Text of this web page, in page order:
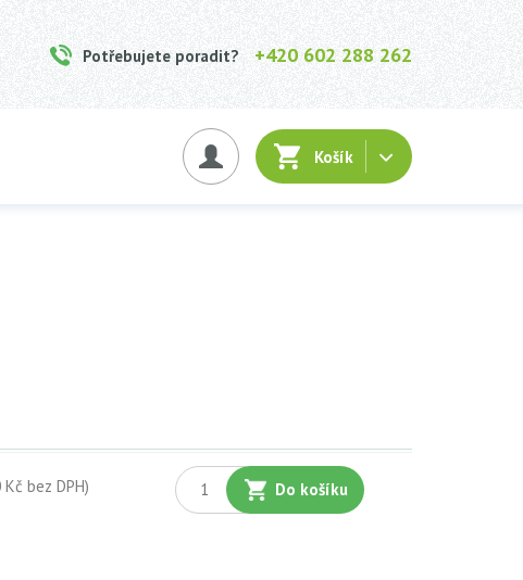
Potřebujete poradit? +420 602 288 262
Košík
bez DPH)
Do košíku